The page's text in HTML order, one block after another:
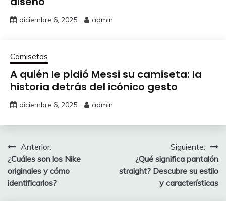
diciembre 6, 2025 admin
Camisetas
A quién le pidió Messi su camiseta: la
historia detrás del icónico gesto
diciembre 6, 2025 admin
Navegación
de
entradas
Anterior:
¿Cuáles son los Nike
originales y cómo
identificarlos?
Siguiente:
¿Qué significa pantalón
straight? Descubre su estilo
y características